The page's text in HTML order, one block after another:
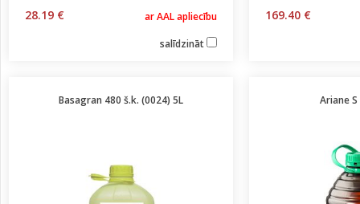
28.19 €
ar AAL apliecību
salīdzināt
169.40 €
Basagran 480 š.k. (0024) 5L Ariane